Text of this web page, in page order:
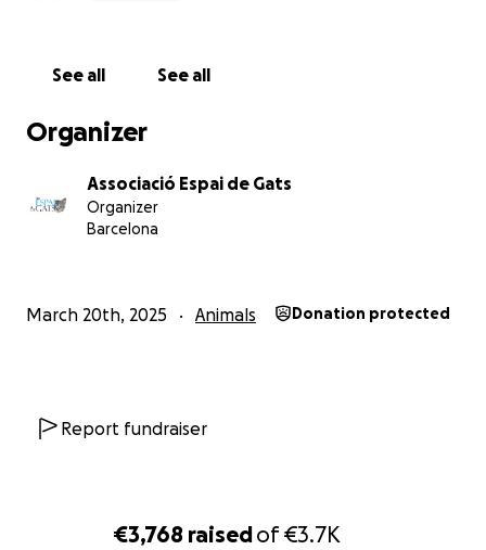
€3,768 raisedof€3.7K
See all See all
Organizer
Associació Espai de Gats
Organizer
Barcelona
March 20th, 2025 Animals Donation protected
Report fundraiser